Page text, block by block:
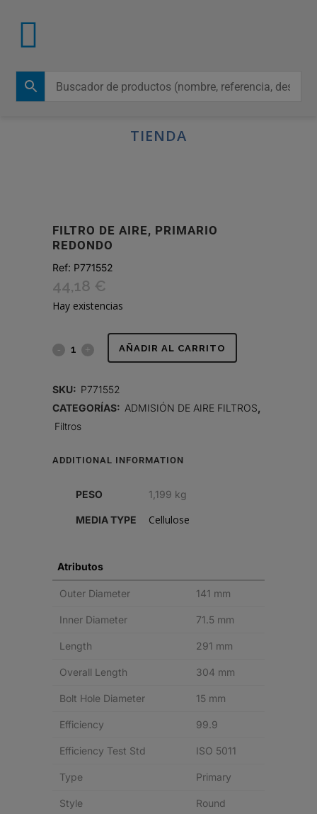
TIENDA
FILTRO DE AIRE, PRIMARIO
REDONDO
Ref: P771552
44,18 €
Hay existencias
FILTRO
PRIMARIO
AÑADIR AL CARRITO
SKU: P771552
CATEGORÍAS: ADMISIÓN DE AIRE FILTROS
Filtros
ADDITIONAL INFORMATION
PESO 1,199 kg
MEDIA TYPE Cellulose
Atributos
Outer Diameter 141 mm
Inner Diameter 71.5 mm
Length 291 mm
Overall Length 304 mm
Bolt Hole Diameter 15 mm
Efficiency 99.9
Efficiency Test Std ISO 5011
Type Primary
Style Round